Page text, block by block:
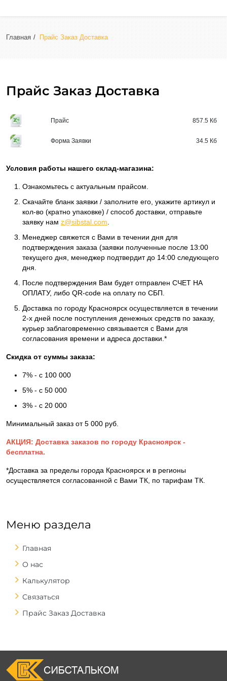
Главная Прайс Заказ Доставка
Прайс Заказ Доставка
Прайс 857.5 Кб
Форма Заявки 34.5 Кб
Условия работы нашего склад-магазина:
Ознакомьтесь с актуальным прайсом.
Скачайте бланк заявки / заполните его, укажите артикул и
кол-во (кратно упаковке) / способ доставки, отправьте
заявку нам z@sibstal.com
Менеджер свяжется с Вами в течении дня для
подтверждения заказа (заявки полученные после 13:00
текущего дня, менеджер подтвердит до 14:00 следующего
дня.
После подтверждения Вам будет отправлен СЧЕТ НА
ОПЛАТУ, либо QR-code на оплату по СБП.
Доставка по городу Красноярск осуществляется в течении
2-х дней после поступления денежных средств по заказу,
курьер заблаговременно связывается с Вами для
согласования времени и адреса доставки.*
Скидка от суммы заказа:
7% - с 100 000
5% - с 50 000
3% - с 20 000
Минимальный заказ от 5 000 руб.
АКЦИЯ: Доставка заказов по городу Красноярск -
бесплатна.
*Доставка за пределы города Красноярск и в регионы
осуществляется согласованной с Вами ТК, по тарифам ТК.
Меню раздела
Главная
О нас
Калькулятор
Связаться
Прайс Заказ Доставка